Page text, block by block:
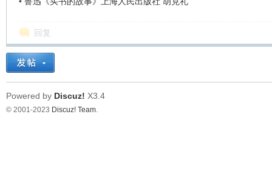
回复
Powered by Discuz! X3.4
© 2001-2023 Discuz! Team.